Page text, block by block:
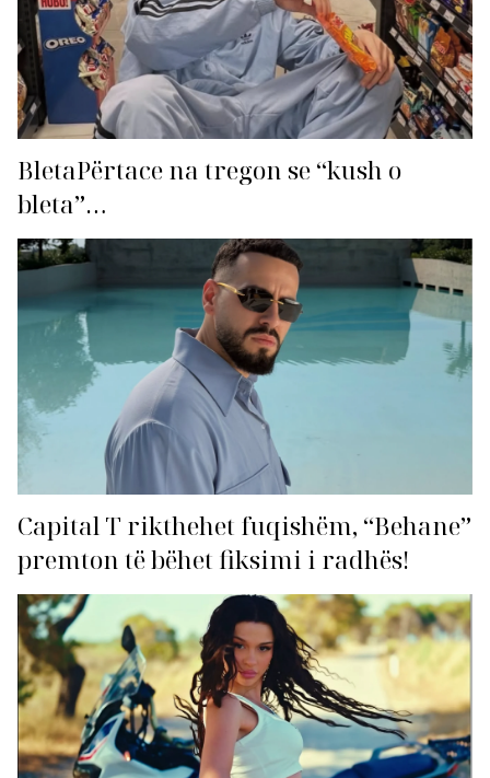
BletaPërtace na tregon se “kush o
bleta”…
Capital T rikthehet fuqishëm, “Behane”
premton të bëhet fiksimi i radhës!